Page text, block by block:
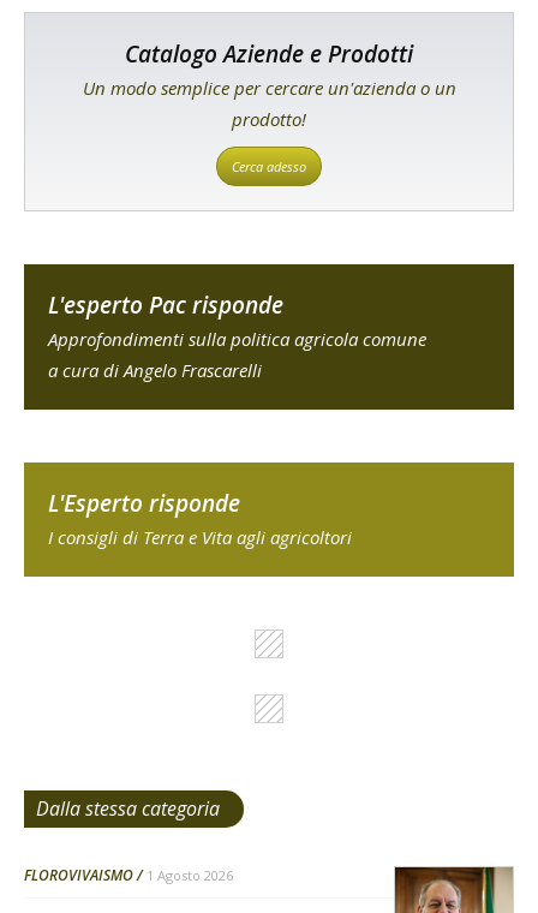
Catalogo Aziende e Prodotti
Un modo semplice per cercare un'azienda o un
prodotto!
Cerca adesso
L'esperto Pac risponde
Approfondimenti sulla politica agricola comune
a cura di Angelo Frascarelli
L'Esperto risponde
I consigli di Terra e Vita agli agricoltori
Dalla stessa categoria
FLOROVIVAISMO 1 Agosto 2026